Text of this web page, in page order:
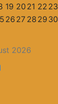
2026
19 20 21 22 23
26 27 28 29 30